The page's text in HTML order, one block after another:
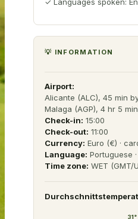
💡 INFORMATION
Airport:
Alicante (ALC), 45 min
Malaga (AGP), 4 hr 5
Check-in: 15:00
Check-out: 11:00
Currency: Euro (€) ·
Language: Portuguese
Time zone: WET (GMT/
31°